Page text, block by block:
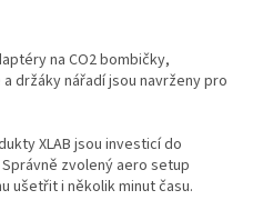
na CO2 bombičky,
a držáky nářadí jsou navrženy pro
XLAB jsou investicí do
zvolený aero setup
ušetřit i několik minut času.